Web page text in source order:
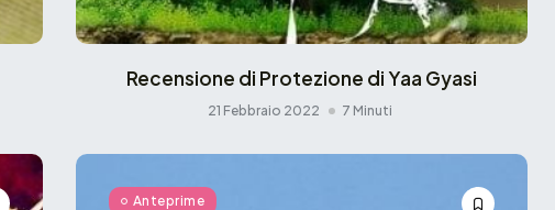
Recensione di Protezione di Yaa Gyasi
21 Febbraio 2022 7 Minuti
Anteprime